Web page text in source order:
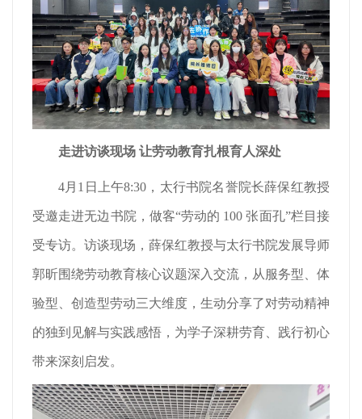
走进访谈现场 让劳动教育扎根育人深处
4月1日上午8:30，太行书院名誉院长薛保红教授
受邀走进无边书院，做客“劳动的 100 张面孔”栏目接
受专访。访谈现场，薛保红教授与太行书院发展导师
郭昕围绕劳动教育核心议题深入交流，从服务型、体
验型、创造型劳动三大维度，生动分享了对劳动精神
的独到见解与实践感悟，为学子深耕劳育、践行初心
带来深刻启发。